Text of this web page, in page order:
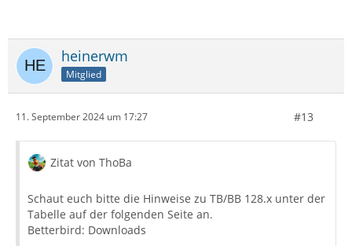
heinerwm
Mitglied
11. September 2024 um 17:27 #13
Zitat von ThoBa
Schaut euch bitte die Hinweise zu TB/BB 128.x unter der
Tabelle auf der folgenden Seite an.
Betterbird: Downloads